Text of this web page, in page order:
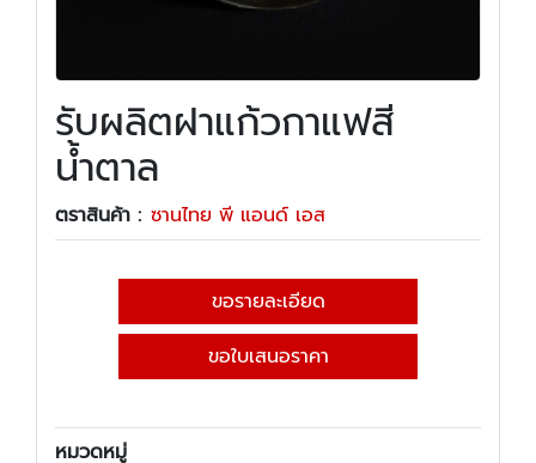
รับผลิตฝาแก้วกาแฟสี
น้ำตาล
ตราสินค้า : ซานไทย พี แอนด์ เอส
ขอรายละเอียด
ขอใบเสนอราคา
หมวดหมู่